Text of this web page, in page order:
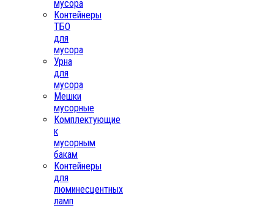
мусора
Контейнеры
ТБО
для
мусора
Урна
для
мусора
Мешки
мусорные
Комплектующие
к
мусорным
бакам
Контейнеры
для
люминесцентных
ламп